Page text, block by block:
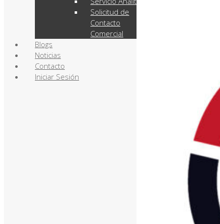
Solicitud de
Contacto
Comercial
Blogs
Noticias
Contacto
Iniciar Sesión